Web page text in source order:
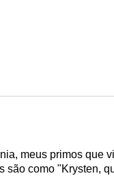
meus primos que
são como "Krysten,